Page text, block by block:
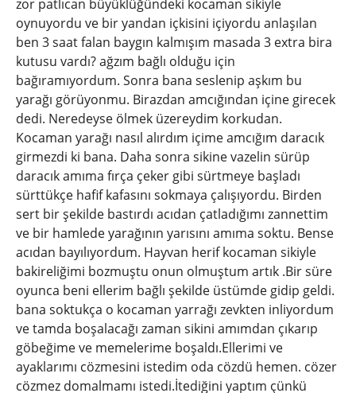
zor patlıcan büyüklüğündeki kocaman sikiyle
oynuyordu ve bir yandan içkisini içiyordu anlaşılan
ben 3 saat falan baygın kalmışım masada 3 extra bira
kutusu vardı? ağzım bağlı olduğu için
bağıramıyordum. Sonra bana seslenip aşkım bu
yarağı görüyonmu. Birazdan amcığından içine girecek
dedi. Neredeyse ölmek üzereydim korkudan.
Kocaman yarağı nasıl alırdım içime amcığım daracık
girmezdi ki bana. Daha sonra sikine vazelin sürüp
daracık amıma fırça çeker gibi sürtmeye başladı
sürttükçe hafif kafasını sokmaya çalışıyordu. Birden
sert bir şekilde bastırdı acıdan çatladığımı zannettim
ve bir hamlede yarağının yarısını amıma soktu. Bense
acıdan bayılıyordum. Hayvan herif kocaman sikiyle
bakireliğimi bozmuştu onun olmuştum artık .Bir süre
oyunca beni ellerim bağlı şekilde üstümde gidip geldi.
bana soktukça o kocaman yarrağı zevkten inliyordum
ve tamda boşalacağı zaman sikini amımdan çıkarıp
göbeğime ve memelerime boşaldı.Ellerimi ve
ayaklarımı cözmesini istedim oda cözdü hemen. cözer
cözmez domalmamı istedi.İtediğini yaptım çünkü